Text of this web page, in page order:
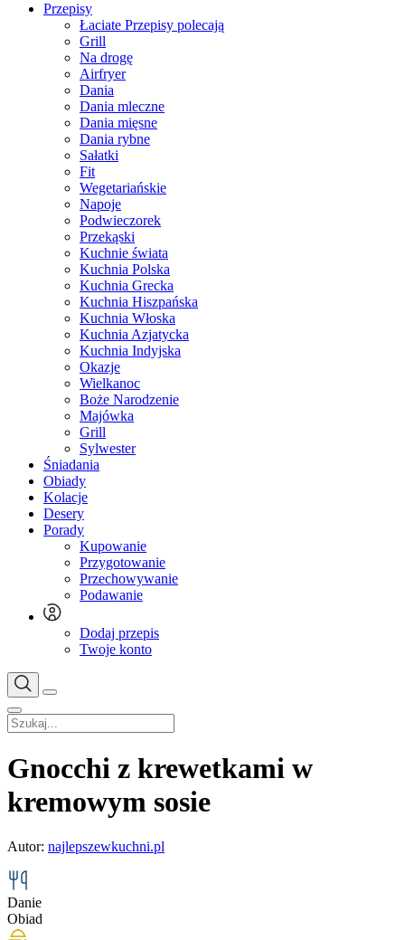
Przepisy
Łaciate Przepisy polecają
Grill
Na drogę
Airfryer
Dania
Dania mleczne
Dania mięsne
Dania rybne
Sałatki
Fit
Wegetariańskie
Napoje
Podwieczorek
Przekąski
Kuchnie świata
Kuchnia Polska
Kuchnia Grecka
Kuchnia Hiszpańska
Kuchnia Włoska
Kuchnia Azjatycka
Kuchnia Indyjska
Okazje
Wielkanoc
Boże Narodzenie
Majówka
Grill
Sylwester
Śniadania
Obiady
Kolacje
Desery
Porady
Kupowanie
Przygotowanie
Przechowywanie
Podawanie
Dodaj przepis
Twoje konto
Gnocchi z krewetkami w
kremowym sosie
Autor: najlepszewkuchni.pl
Danie
Obiad